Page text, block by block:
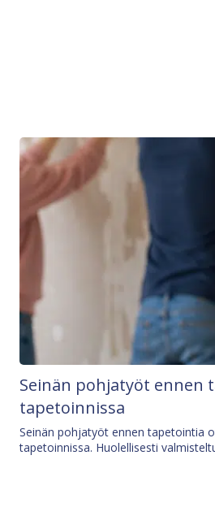
Seinän pohjatyöt ennen
tapetoinnissa
Seinän pohjatyöt ennen tapetointia
tapetoinnissa. Huolellisesti